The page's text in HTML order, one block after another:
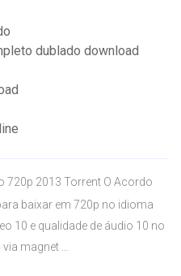
dublado download
720p 2013 Torrent O Acordo
baixar em 720p no idioma
10 e qualidade de áudio 10 no
magnet …